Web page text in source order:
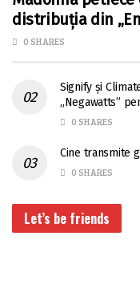
distribuția din
0 SHARES
Signify și
„Negawatts”
0 SHARES
Cine transmite
0 SHARES
Let’s be friends